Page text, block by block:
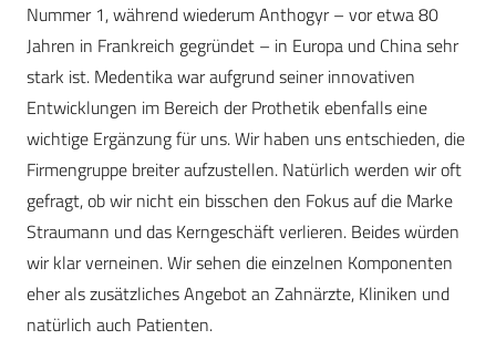
Nummer 1, während wiederum Anthogyr – vor etwa 80
Jahren in Frankreich gegründet – in Europa und China sehr
stark ist. Medentika war aufgrund seiner innovativen
Entwicklungen im Bereich der Prothetik ebenfalls eine
wichtige Ergänzung für uns. Wir haben uns entschieden, die
Firmengruppe breiter aufzustellen. Natürlich werden wir oft
gefragt, ob wir nicht ein bisschen den Fokus auf die Marke
Straumann und das Kerngeschäft verlieren. Beides würden
wir klar verneinen. Wir sehen die einzelnen Komponenten
eher als zusätzliches Angebot an Zahnärzte, Kliniken und
natürlich auch Patienten.